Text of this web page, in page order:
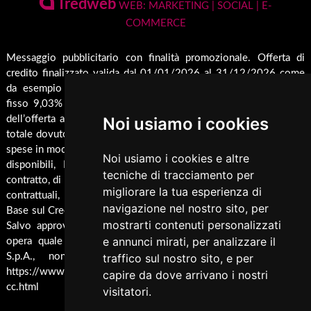
Noi usiamo i cookies
Noi usiamo i cookies e altre
tecniche di tracciamento per
migliorare la tua esperienza di
navigazione nel nostro sito, per
mostrarti contenuti personalizzati
e annunci mirati, per analizzare il
traffico sul nostro sito, e per
capire da dove arrivano i nostri
visitatori.
Servizio di Assistenza Post Vendita
Rendicondazione erogazioni pubbliche
Rivestimenti su misura
Pellet
Camini
Inserti
Caldaie
Barbecue
Cucina
Termocucina
Climatizzatori
Pannelli Solari/Bollitori/Puffer
Ricambi
Arredamento
Accessori Termoidraulici
Accessori per Forni e Bbq
Spedizione & Imballaggio
Cambio e Restituzione Merci
Tredweb WEB: MARKETING | SOCIAL | E-
COMMERCE
Messaggio pubblicitario con finalità promozionale. Offerta di
credito finalizzato valida dal 01/01/2026 al 31/12/2026 come
da esempio rappresentativo: Prezzo del bene € 1000,00 Tan
fisso 9,03% Taeg 9,42%, in 24 rate da € 45,7 costi accessori
dell’offerta azzerati. Importo totale del credito € 1000. Importo
totale dovuto dal Consumatore € 1096,8. Al fine di gestire le tue
spese in modo responsabile e di conoscere eventuali altre offerte
disponibili, Findomestic ti ricorda, prima di sottoscrivere il
contratto, di prendere visione di tutte le condizioni economiche e
contrattuali, facendo riferimento alle Informazioni Europee di
Base sul Credito ai Consumatori (IEBCC) presso il punto vendita.
Salvo approvazione di Findomestic Banca S.p.A.. Trulli Camini
opera quale intermediario del credito per Findomestic Banca
S.p.A., non in esclusiva, per maggiori info cliccare
https://www.findomestic.it/landing_page/ecommerce/
cc.html